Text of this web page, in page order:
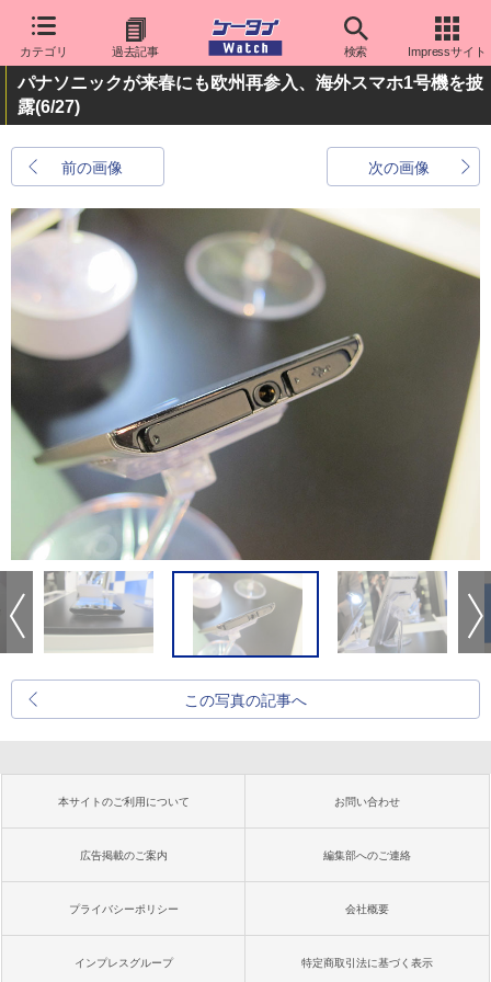
カテゴリ 過去記事 検索 Impressサイト
パナソニックが来春にも欧州再参入、海外スマホ1号機を披
露(6/27)
前の画像 次の画像
この写真の記事へ
本サイトのご利用について お問い合わせ
広告掲載のご案内 編集部へのご連絡
プライバシーポリシー 会社概要
インプレスグループ 特定商取引法に基づく表示